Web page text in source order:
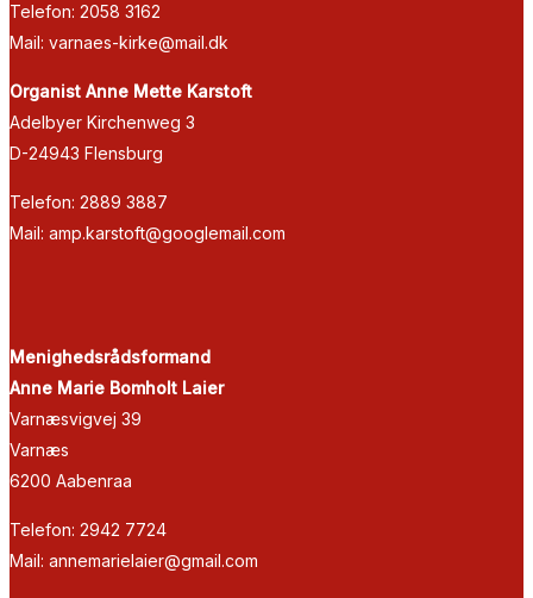
Telefon: 2058 3162
Mail: varnaes-kirke@mail.dk
Organist Anne Mette Karstoft
Adelbyer Kirchenweg 3
D-24943 Flensburg
Telefon: 2889 3887
Mail: amp.karstoft@googlemail.com
Menighedsrådsformand
Anne Marie Bomholt Laier
Varnæsvigvej 39
Varnæs
6200 Aabenraa
Telefon: 2942 7724
Mail: annemarielaier@gmail.com